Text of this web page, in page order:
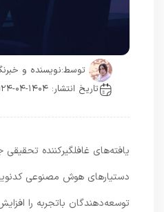
توسط: نویسنده و خبرنگار
تاریخ انتشار: ۱۴۰۴-۰۴-۲۴
0 دیدگاه
یافته‌های غافلگیرکننده تحقیقی
دستیارهای هوش مصنوعی کدنویسی
توسعه‌دهندگان باتجربه را افزایش